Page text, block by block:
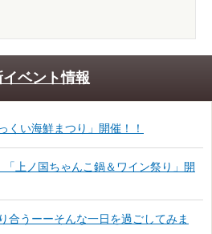
ベント情報
くい海鮮まつり」開催！！
上ノ国ちゃんこ鍋＆ワイン祭り」開
合うーーそんな一日を過ごしてみま